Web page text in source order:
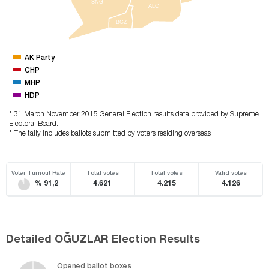
ALC
SNG
BĞZ
AK Party
CHP
MHP
HDP
* 31 March November 2015 General Election results data provided by Supreme
Electoral Board.
* The tally includes ballots submitted by voters residing overseas
Voter Turnout Rate
% 91,2
Total votes
4.621
Total votes
4.215
Valid votes
4.126
Detailed OĞUZLAR Election Results
Opened ballot boxes